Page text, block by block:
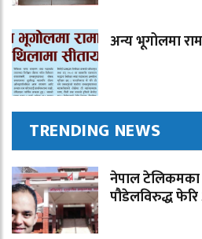
अन्य भूगोलमा
TRENDING NEWS
नेपाल टेलिकमका
पौडेलविरुद्ध फेरि